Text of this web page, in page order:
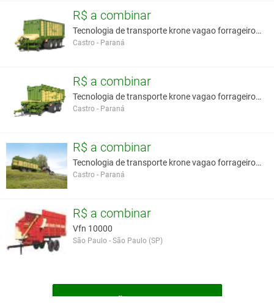
R$ a combinar
Tecnologia de transporte krone vagao forrageiro au
Castro - Paraná
R$ a combinar
Tecnologia de transporte krone vagao forrageiro au
Castro - Paraná
R$ a combinar
Tecnologia de transporte krone vagao forrageiro au
Castro - Paraná
R$ a combinar
Vfn 10000
São Paulo - São Paulo (SP)